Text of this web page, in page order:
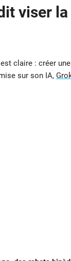
viser
claire : créer
sur son IA,